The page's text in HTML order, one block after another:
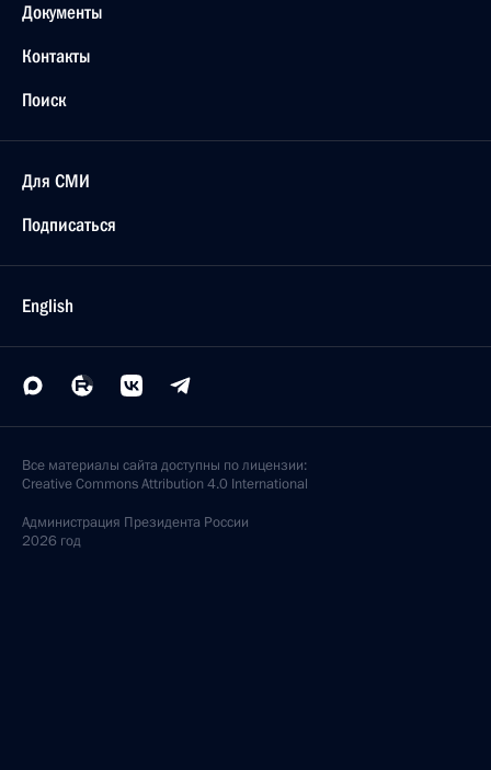
Документы
Контакты
Поиск
Для СМИ
Подписаться
English
Все материалы сайта доступны по лицензии:
Creative Commons Attribution 4.0 International
Администрация Президента России
2026 год